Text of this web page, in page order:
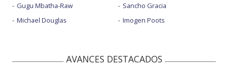
Gugu Mbatha-Raw
Michael Douglas
Sancho Gracia
Imogen Poots
AVANCES DESTACADOS